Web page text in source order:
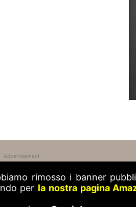
Advertisement
rimosso i banner
per la nostra pagina